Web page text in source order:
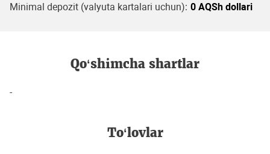
Minimal depozit (valyuta kartalari uchun): 0 AQSh dollari
Qo‘shimcha shartlar
-
To‘lovlar